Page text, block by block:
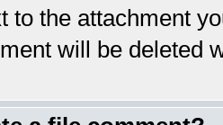
to the attachment
will be deleted